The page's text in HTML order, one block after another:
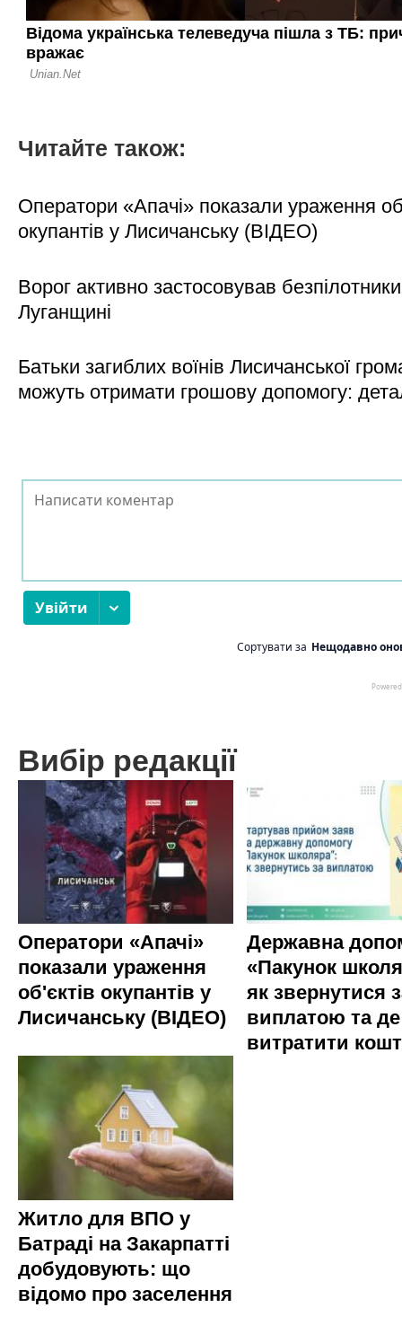
Читайте також:
Оператори «Апачі» показали ураження
окупантів у Лисичанську (ВІДЕО)
Ворог активно застосовував
Луганщині
Батьки загиблих воїнів Лисичанської
можуть отримати грошову допомогу:
Вибір редакції
Оператори «Апачі»
показали ураження
об'єктів окупантів у
Лисичанську (ВІДЕО)
Державна
«Пакунок
як звернутися
виплатою та де
витратити
Житло для ВПО у
Батраді на Закарпатті
добудовують: що
відомо про заселення